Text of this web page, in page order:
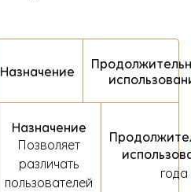
Назначение
Назначение
Позволяет
различать
пользователей
года